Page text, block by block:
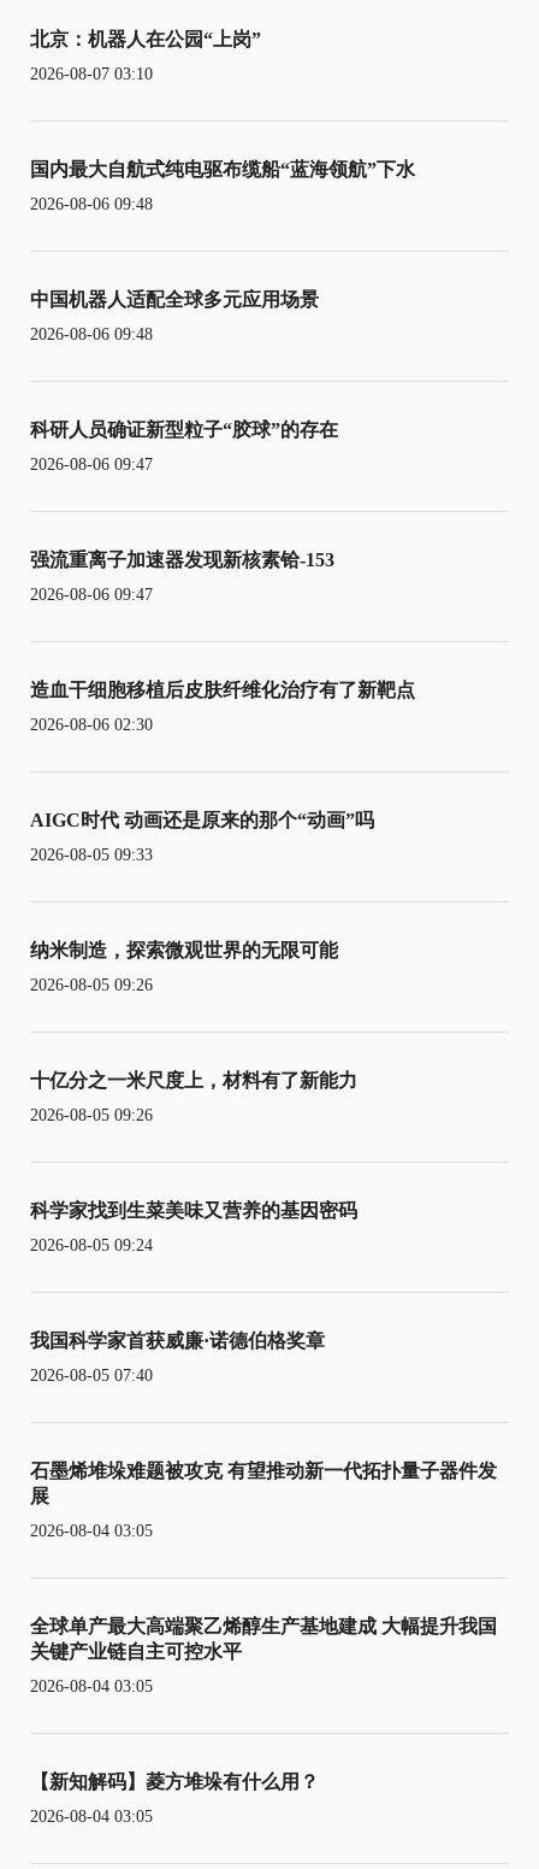
北京：机器人在公园“上岗”
2026-08-07 03:10
国内最大自航式纯电驱布缆船“蓝海领航”下水
2026-08-06 09:48
中国机器人适配全球多元应用场景
2026-08-06 09:48
科研人员确证新型粒子“胶球”的存在
2026-08-06 09:47
强流重离子加速器发现新核素铪-153
2026-08-06 09:47
造血干细胞移植后皮肤纤维化治疗有了新靶点
2026-08-06 02:30
AIGC时代 动画还是原来的那个“动画”吗
2026-08-05 09:33
纳米制造，探索微观世界的无限可能
2026-08-05 09:26
十亿分之一米尺度上，材料有了新能力
2026-08-05 09:26
科学家找到生菜美味又营养的基因密码
2026-08-05 09:24
我国科学家首获威廉·诺德伯格奖章
2026-08-05 07:40
石墨烯堆垛难题被攻克 有望推动新一代拓扑量子器件发
展
2026-08-04 03:05
全球单产最大高端聚乙烯醇生产基地建成 大幅提升我国
关键产业链自主可控水平
2026-08-04 03:05
【新知解码】菱方堆垛有什么用？
2026-08-04 03:05